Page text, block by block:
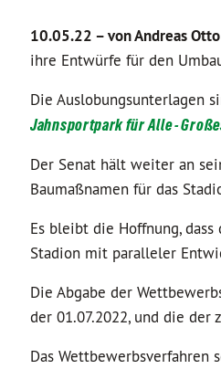
10.05.22 –von Andreas
ihre Entwürfe für den
Die Auslobungsunterlagen
Jahnsportpark für Alle -
Der Senat hält weiter an
Baumaßnamen für das
Es bleibt die Hoffnung,
Stadion mit paralleler
Die Abgabe der
der 01.07.2022, und die der
Das